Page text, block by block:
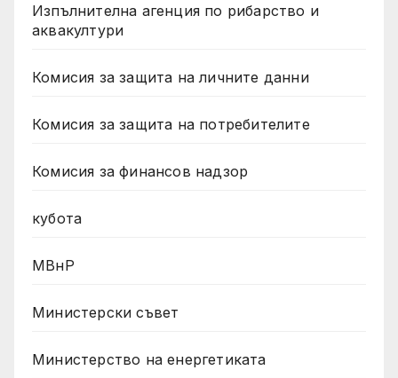
Изпълнителна агенция по рибарство и
аквакултури
Комисия за защита на личните данни
Комисия за защита на потребителите
Комисия за финансов надзор
кубота
МВнР
Министерски съвет
Министерство на енергетиката